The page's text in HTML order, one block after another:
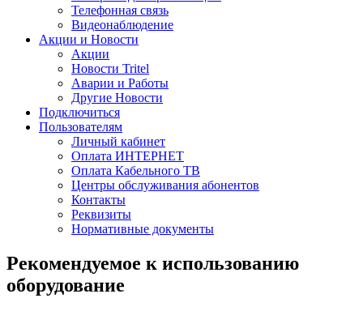
Телефонная связь
Видеонаблюдение
Акции и Новости
Акции
Новости Tritel
Аварии и Работы
Другие Новости
Подключиться
Пользователям
Личный кабинет
Оплата ИНТЕРНЕТ
Оплата Кабельного ТВ
Центры обслуживания абонентов
Контакты
Реквизиты
Нормативные документы
Рекомендуемое к использованию
оборудование